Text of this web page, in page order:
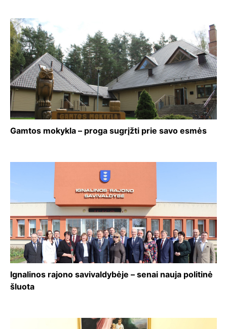
Gamtos mokykla – proga sugrįžti prie savo esmės
Ignalinos rajono savivaldybėje – senai nauja politinė
šluota